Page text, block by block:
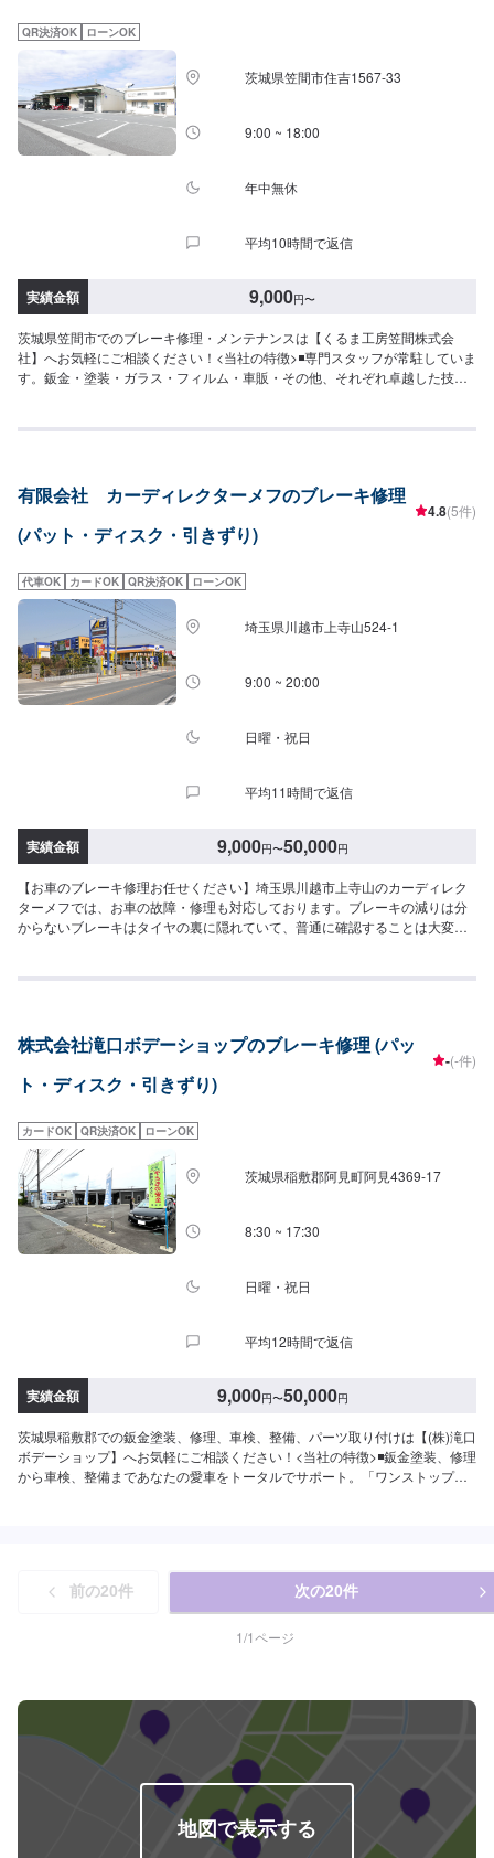
フが、あなたのお車を隅々までチェック、メンテナンスします。\パーツ持ち
込みについて/パーツのお持ち込みは可能です！ご希望の方はオファーをお送
りいただく際に、パーツの詳細とお車の車検証、または車種情報をお送りく
ださい。場合によっては対応できかねることもございますので、あらかじめ
ご了承ください。\代車について/作業中は代車をお出しすることも可能ですの
で、ご希望の方はお気軽にお申し付けください。※燃料代はお客さま負担とな
ります。\営業時間・定休日/営業時間：8:45～18:00定休日：日曜日
QR決済OK ローンOK
茨城県笠間市住吉1567-33
9:00 ~ 18:00
年中無休
平均10時間で返信
実績金額 9,000円〜
茨城県笠間市でのブレーキ修理・メンテナンスは【くるま工房笠間株式会
社】へお気軽にご相談ください！<当社の特徴>◾専門スタッフが常駐していま
す。鈑金・塗装・ガラス・フィルム・車販・その他、それぞれ卓越した技術
お車を乗っている間は保証します。◾土・日・祝も営業してるのでお客様がお
てプランをご提案！>★お安く済ませたい…★お時間があまり取れない…など
のご相談もお気軽にどうぞ！【1】オファーにてお問い合わせ【2】お見積り
【3】お見積りにご納得いただければ作業開始【4】仕上がり次第納車-----納
後する場合がございます。予めご了承ください。-----代車について-----代車を
ご用意しています。お車の作業中は代車をご利用ください。※代車の燃料代は
お客様にご負担いただいております。-----ご来店時の注意、受付方法-----入庫
の際はお気をつけてお越しください。駐車スペースは事務所前の空いている
スペースに駐車してください。受付はスタッフへ「メンテモで予約しまし
た」とお伝えください。ご案内いたします。【定休日・営業時間】定休日：
年中無休（大型連休のみ休み）営業時間：9:00~18:00
有限会社 カーディレクターメフのブレーキ修理
(パット・ディスク・引きずり)
4.8(5件)
代車OK カードOK QR決済OK ローンOK
埼玉県川越市上寺山524-1
9:00 ~ 20:00
日曜・祝日
平均11時間で返信
実績金額 9,000円〜50,000円
【お車のブレーキ修理お任せください】埼玉県川越市上寺山のカーディレク
ターメフでは、お車の故障・修理も対応しております。ブレーキの減りは分
からないブレーキはタイヤの裏に隠れていて、普通に確認することは大変な
「ゴォー」という音がしはじめます。これは大変に危険ですので早めの交換
客様のトータルカーライフをサポート。まずはお気軽にご相談ください！
【パーツについて】パーツの持ち込み・ご購入も可能です。ご希望のお客様
は車種情報と、持ち込み・ご購入希望の旨をオファー備考欄にご記載くださ
負担となります【営業時間・定休日】営業時間:9:00〜20:00定休日
株式会社滝口ボデーショップのブレーキ修理 (パッ
ト・ディスク・引きずり)
-(-件)
カードOK QR決済OK ローンOK
茨城県稲敷郡阿見町阿見4369-17
8:30 ~ 17:30
日曜・祝日
平均12時間で返信
実績金額 9,000円〜50,000円
茨城県稲敷郡での鈑金塗装、修理、車検、整備、パーツ取り付けは【(株)滝口
ボデーショップ】へお気軽にご相談ください！<当社の特徴>◾鈑金塗装、修理
から車検、整備まであなたの愛車をトータルでサポート。「ワンストップ」
愛車に注ぎます。ディーラーと比べても遜色ない技術力から生まれる修理品
質への絶対の自信。とにかく安心してお任せください。<ご希望と条件に応じ
たパーソナルメニューを提案！>「技術的なクオリティの提供はもちろん、お
客様目線での最善のメニューと車輌価値をできる限り下げない処理をいかに
仕上がり次第納車-----納期について-----納期は通常2日～3日程度で納車となり
ます。(要相談)納期は前後する場合がございます。予めご了承ください。-----
ご来店時の注意、受付方法-----入庫の際はお気をつけてお越しください。駐車
スペースは事務所前の空いているスペースに駐車してください。受付はスタ
ッフへ「メンテモで予約しました」とお伝えください。ご案内いたします。
【定休日・営業時間】定休日：日曜日祝日第二土曜日営業時間：8:30~17:30
前の20件 次の20件
1/1ページ
地図で表示する